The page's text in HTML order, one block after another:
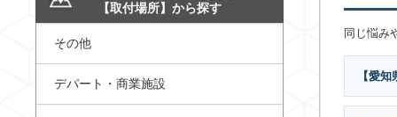
同じ悩み
【愛
【取付場所】から探す
その他
デパート・商業施設